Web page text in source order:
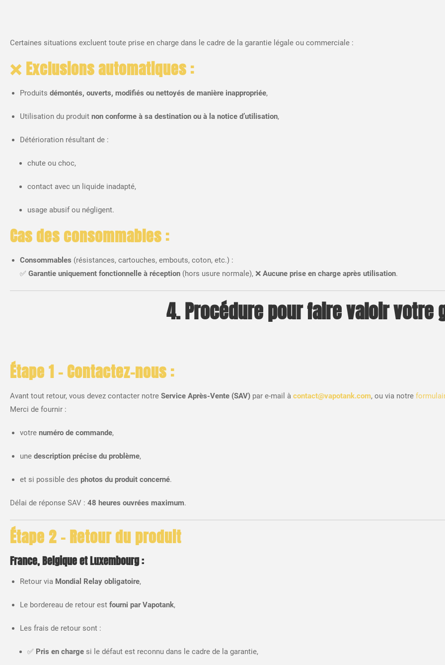
Certaines situations excluent toute prise en charge dans le cadre de la garantie légale ou commerciale :
❌ Exclusions automatiques :
Produits démontés, ouverts, modifiés ou nettoyés de manière inappropriée,
Utilisation du produit non conforme à sa destination ou à la notice d’utilisation,
Détérioration résultant de :
chute ou choc,
contact avec un liquide inadapté,
usage abusif ou négligent.
Cas des consommables :
Consommables (résistances, cartouches, embouts, coton, etc.) :
✅ Garantie uniquement fonctionnelle à réception (hors usure normale), ❌ Aucune prise en charge après utilisation.
4. Procédure pour faire valoir votre
Étape 1 – Contactez-nous :
Avant tout retour, vous devez contacter notre Service Après-Vente (SAV) par e-mail à contact@vapotank.com, ou via notre
Merci de fournir :
votre numéro de commande,
une description précise du problème,
et si possible des photos du produit concerné.
Délai de réponse SAV : 48 heures ouvrées maximum.
Étape 2 – Retour du produit
France, Belgique et Luxembourg:
Retour via Mondial Relay obligatoire,
Le bordereau de retour est fourni par Vapotank,
Les frais de retour sont :
✅ Pris en charge si le défaut est reconnu dans le cadre de la garantie,